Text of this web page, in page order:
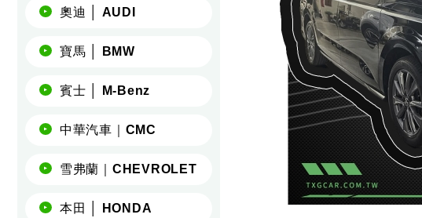
奧迪 │ AUDI
寶馬 │ BMW
賓士 │ M-Benz
中華汽車｜CMC
雪弗蘭｜CHEVROLET
本田 │ HONDA